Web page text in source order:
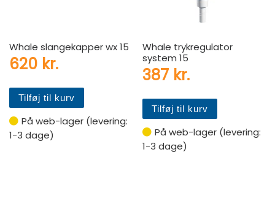
Whale slangekapper wx 15
620 kr.
Tilføj til kurv
På web-lager (levering:
1-3 dage)
Whale trykregulator
system 15
387 kr.
Tilføj til kurv
På web-lager (levering:
1-3 dage)